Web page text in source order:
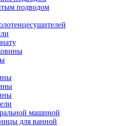
подводом
машиной
для ванной